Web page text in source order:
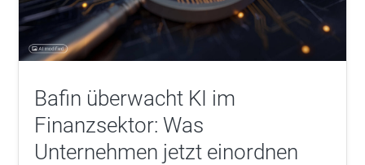
Bafin überwacht KI im
Finanzsektor: Was
Unternehmen jetzt einordnen